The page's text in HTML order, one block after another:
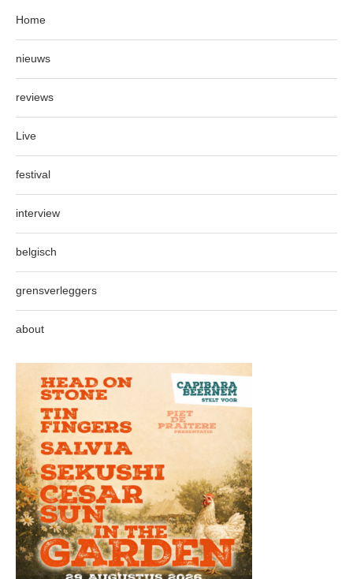
Home
nieuws
reviews
Live
festival
interview
belgisch
grensverleggers
about